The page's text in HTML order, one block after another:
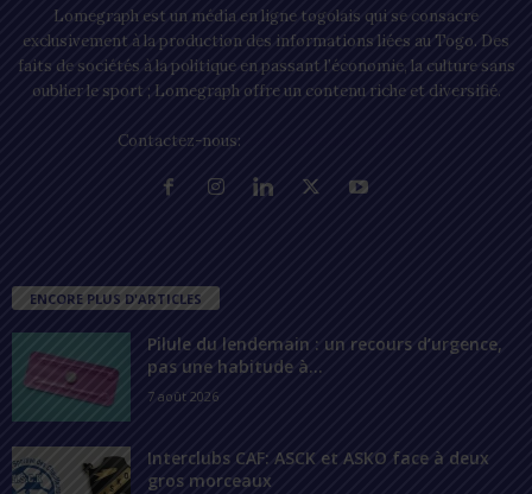
Lomegraph est un média en ligne togolais qui se consacre
exclusivement à la production des informations liées au Togo. Des
faits de sociétés à la politique en passant l’économie, la culture sans
oublier le sport ; Lomegraph offre un contenu riche et diversifié.
Contactez-nous:
ENCORE PLUS D'ARTICLES
Pilule du lendemain : un recours d’urgence,
pas une habitude à...
7 août 2026
Interclubs CAF: ASCK et ASKO face à deux
gros morceaux